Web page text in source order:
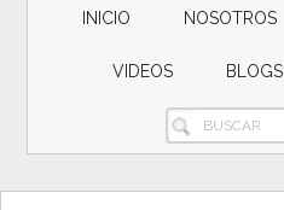
INICIO NOSOTROS
VIDEOS BLOGS
BUSCAR